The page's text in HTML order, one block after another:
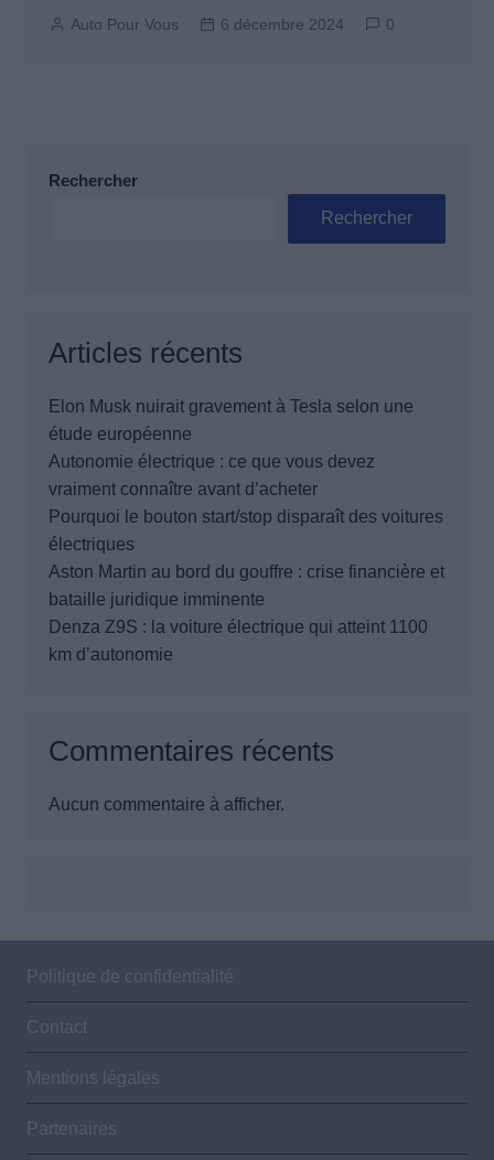
Auto Pour Vous 6 décembre 2024 0
Rechercher
Rechercher
Articles récents
Elon Musk nuirait gravement à Tesla selon une
étude européenne
Autonomie électrique : ce que vous devez
vraiment connaître avant d’acheter
Pourquoi le bouton start/stop disparaît des voitures
électriques
Aston Martin au bord du gouffre : crise financière et
bataille juridique imminente
Denza Z9S : la voiture électrique qui atteint 1100
km d’autonomie
Commentaires récents
Aucun commentaire à afficher.
Politique de confidentialité
Contact
Mentions légales
Partenaires